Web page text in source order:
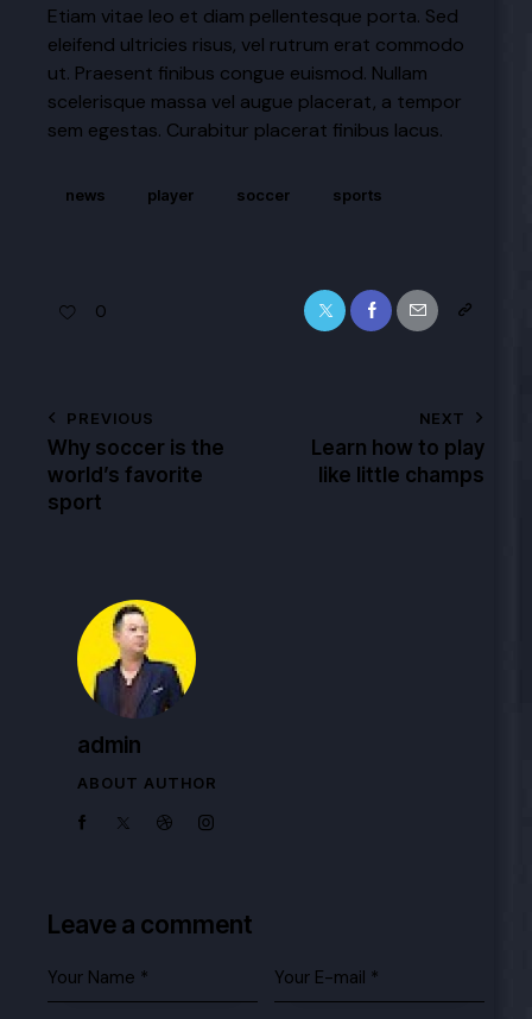
Etiam vitae leo et diam pellentesque porta. Sed
eleifend ultricies risus, vel rutrum erat commodo
ut. Praesent finibus congue euismod. Nullam
scelerisque massa vel augue placerat, a tempor
sem egestas. Curabitur placerat finibus lacus.
news player soccer sports
0
PREVIOUS
Why soccer is the
world’s favorite
sport
NEXT
Learn how to play
like little champs
admin
ABOUT AUTHOR
Leave a comment